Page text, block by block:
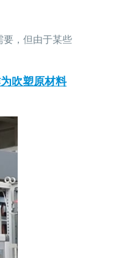
要，但由于某些
吹塑原材料